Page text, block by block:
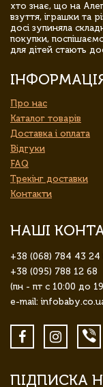
хто знає, що на
взуття, іграшки та
досі зупиняла
покупки,
для дітей стають
Про нас
Каталог товарів
Доставка і оплата
Відгуки
FAQ
Трекінг доставки
Контакти
НАШІ
+38 (068) 784 43 24
+38 (095) 788 12 68
(пн - пт с 10:00 до
e-mail:
ПІДПИСКА